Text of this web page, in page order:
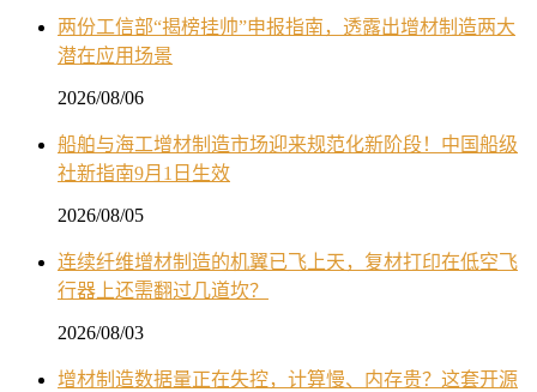
两份工信部“揭榜挂帅”申报指南，透露出增材制造两大
潜在应用场景
2026/08/06
船舶与海工增材制造市场迎来规范化新阶段！中国船级
社新指南9月1日生效
2026/08/05
连续纤维增材制造的机翼已飞上天，复材打印在低空飞
行器上还需翻过几道坎？
2026/08/03
增材制造数据量正在失控，计算慢、内存贵？这套开源